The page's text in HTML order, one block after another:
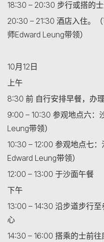
18:30 – 20:30 步行或搭的
20:30 – 21:30 酒店入住。
师Edward Leung带领）
10月12日
上午
8:30 前 自行安排早餐，办
9:00 – 10:30 参观地点六：
Leung带领）
10:30 – 12:00 参观地点七
Edward Leung带领）
12:00 – 13:00 于沙面午餐
下午
13:00 – 14:30 沿步道步行
心
14:30 – 16:00 搭乘的士前